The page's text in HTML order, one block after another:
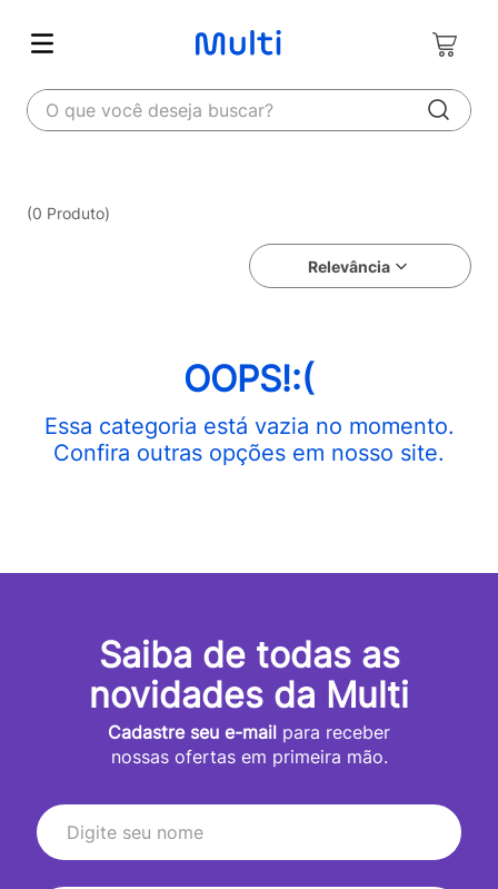
O que você deseja buscar?
0 Produto
Relevância
OOPS!
Saiba de todas as
novidades da Multi
Cadastre seu e-mail para receber
nossas ofertas em primeira mão.